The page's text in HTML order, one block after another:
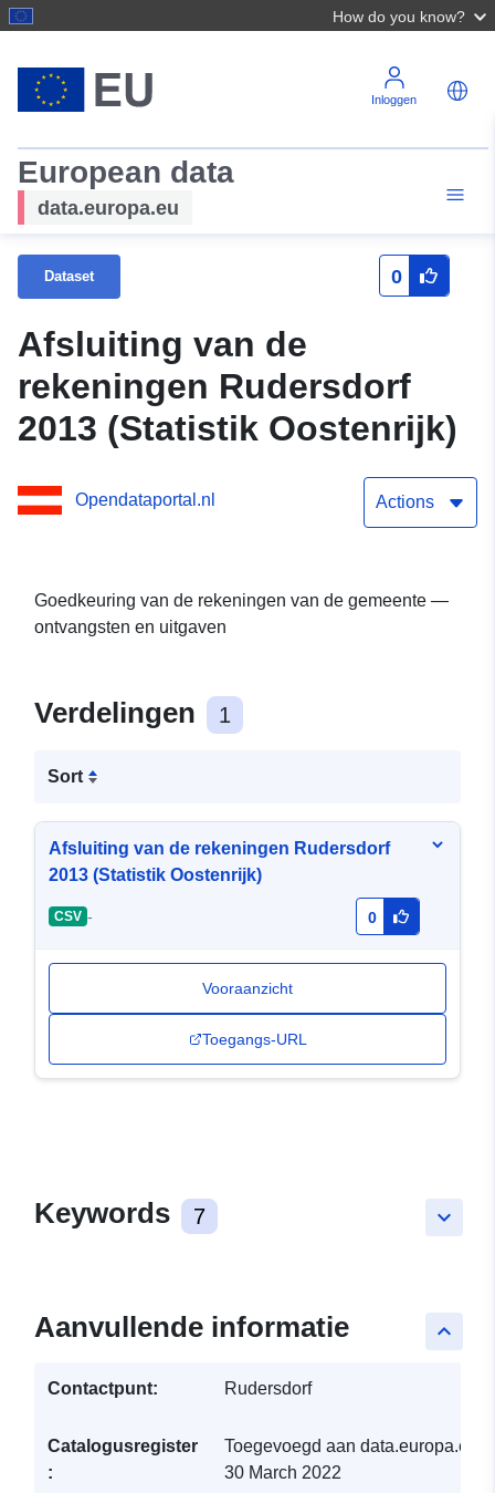
How do you know?
Inloggen
European data
data.europa.eu
Dataset 0
Afsluiting van de
rekeningen Rudersdorf
2013 (Statistik Oostenrijk)
Opendataportal.nl Actions
Goedkeuring van de rekeningen van de gemeente —
ontvangsten en uitgaven
Verdelingen 1
Sort
Afsluiting van de rekeningen Rudersdorf
2013 (Statistik Oostenrijk)
CSV - 0
Vooraanzicht
Toegangs-URL
keyboard_arrow_down
Keywords 7
keyboard_arrow_up
Aanvullende informatie
Contactpunt: Rudersdorf
Catalogusregister
:
Toegevoegd aan data.europa.eu:
30 March 2022